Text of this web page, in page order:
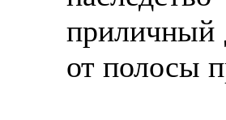
приличный
от полосы